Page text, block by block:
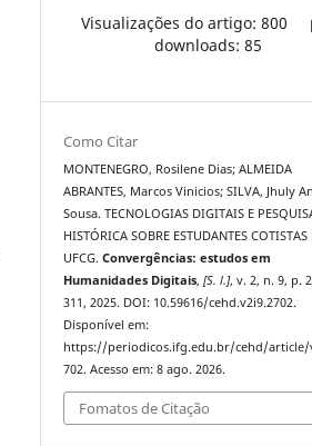
Visualizações do artigo: 800
downloads: 85
Como Citar
MONTENEGRO, Rosilene Dias; ALMEIDA
ABRANTES, Marcos Vinicios; SILVA, Jhuly
Sousa. TECNOLOGIAS DIGITAIS E
HISTÓRICA SOBRE ESTUDANTES COTISTAS
UFCG.Convergências: estudos em
Humanidades Digitais,[S. l.], v. 2, n. 9, p.
311, 2025. DOI: 10.59616/cehd.v2i9.2702.
Disponível em:
https://periodicos.ifg.edu.br/cehd/
702. Acesso em: 8 ago. 2026.
Fomatos de Citação